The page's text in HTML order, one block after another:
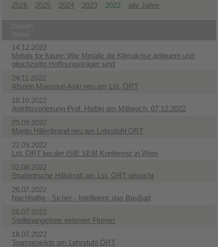
2026 2025 2024 2023 2022 alle Jahre
14.12.2022
Metals for future: Wie Metalle die Klimakrise anfeuern und
gleichzeitig Hoffnungsträger sind
24.11.2022
Afsoon Mansouri Aski neu am Lst. ÖRT
18.10.2022
Antrittsvorlesung Prof. Helbig am Mittwoch, 07.12.2022
29.09.2022
Martin Hillenbrand neu am Lehrstuhl ÖRT
22.09.2022
Lst. ÖRT bei der ISIE SEM Konferenz in Wien
02.08.2022
Studentische Hilfskraft am Lst. ÖRT gesucht
26.07.2022
Nachhaltig - Sicher - Intelligent: das BayBatt
26.07.2022
Stellenangebote externer Firmen
18.07.2022
Teamprojekte am Lehrstuhl ÖRT